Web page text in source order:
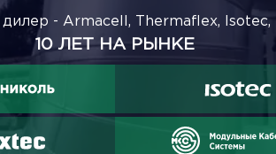
- Armacell, Thermaflex, Isotec,
10 ЛЕТ НА РЫНКЕ